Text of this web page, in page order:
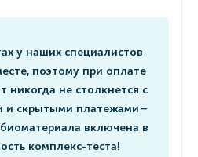
у наших специалистов
поэтому при оплате
никогда не столкнется с
и скрытыми платежами –
включена в
комплекс-теста!